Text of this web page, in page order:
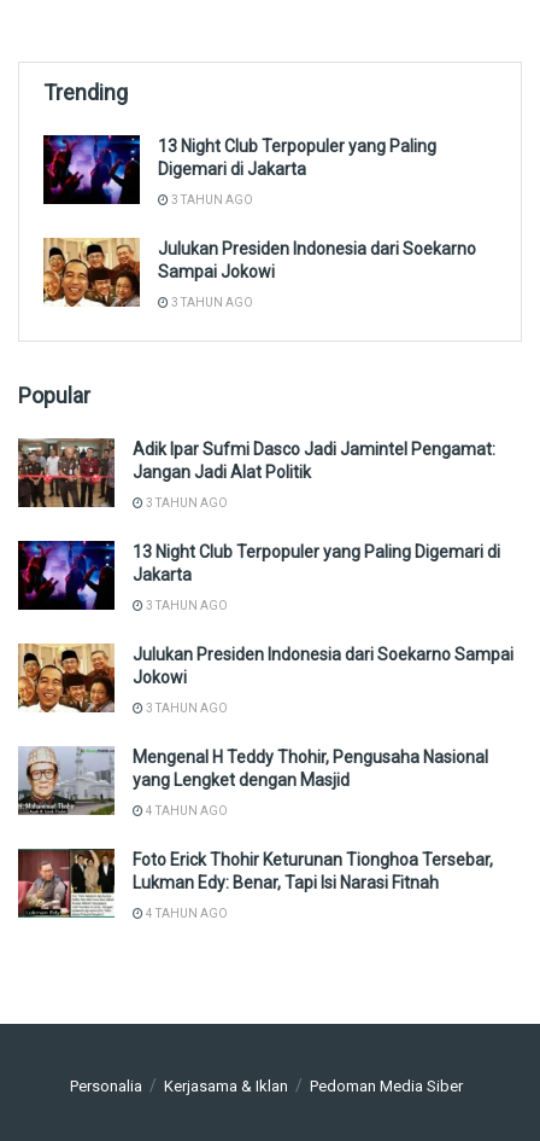
Trending
13 Night Club Terpopuler yang Paling
Digemari di Jakarta
3 TAHUN AGO
Julukan Presiden Indonesia dari Soekarno
Sampai Jokowi
3 TAHUN AGO
Popular
Adik Ipar Sufmi Dasco Jadi Jamintel Pengamat:
Jangan Jadi Alat Politik
3 TAHUN AGO
13 Night Club Terpopuler yang Paling Digemari di
Jakarta
3 TAHUN AGO
Julukan Presiden Indonesia dari Soekarno Sampai
Jokowi
3 TAHUN AGO
Mengenal H Teddy Thohir, Pengusaha Nasional
yang Lengket dengan Masjid
4 TAHUN AGO
Foto Erick Thohir Keturunan Tionghoa Tersebar,
Lukman Edy: Benar, Tapi Isi Narasi Fitnah
4 TAHUN AGO
Personalia Kerjasama & Iklan Pedoman Media Siber